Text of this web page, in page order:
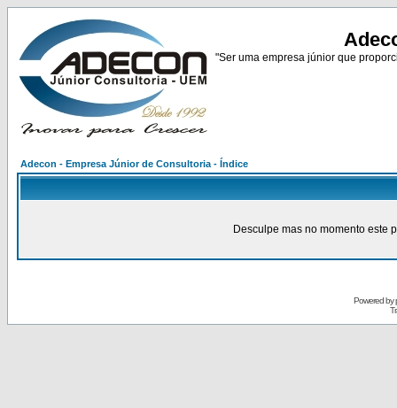
"Ser uma empresa júnior que
Adecon - Empresa Júnior de Consultoria - Índice
Desculpe mas no momento este
Powered by